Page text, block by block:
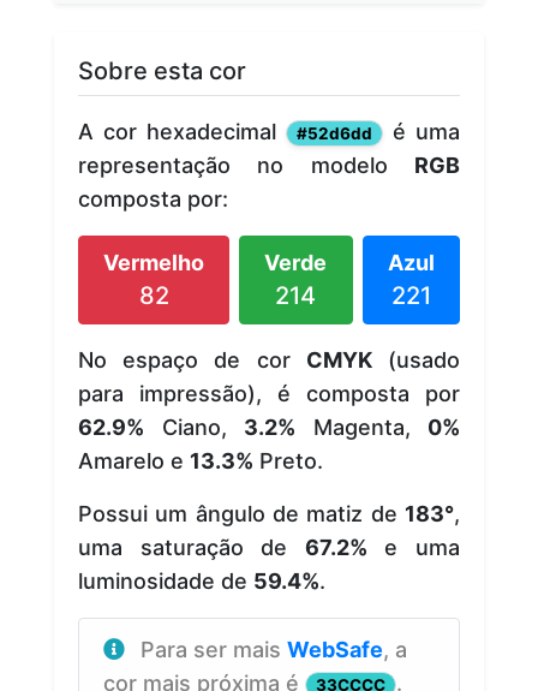
Sobre esta cor
A cor hexadecimal #52d6dd
é uma
representação no modelo RGB
composta por:
Vermelho
82
Verde
214
Azul
221
No espaço de cor CMYK(usado
para impressão), é composta por
62.9% Ciano, 3.2% Magenta, 0%
Amarelo e 13.3% Preto.
Possui um ângulo de matiz de 183°,
uma saturação de 67.2% e uma
luminosidade de 59.4%.
Para ser mais WebSafe, a
cor mais próxima é
33CCCC .